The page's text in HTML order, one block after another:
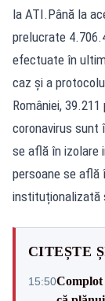
la ATI.Până la
prelucrate
efectuate în
caz și a
României,
coronavirus sunt
se află în izolare
persoane se află
instituționalizată
CITEȘTE
15:50Complot